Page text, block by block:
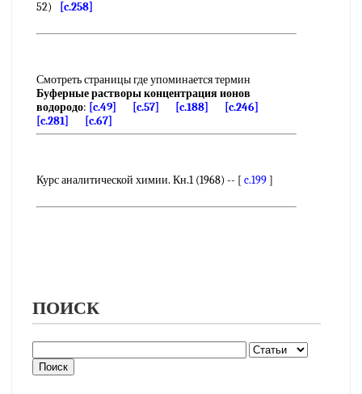
52)
[c.258]
Смотреть страницы где упоминается термин
Буферные растворы концентрация ионов
водородо: [c.49] [c.57] [c.188]
[c.246]
[c.281]
[c.67]
Курс аналитической химии. Кн.1 (1968) -- [ c.199]
ПОИСК